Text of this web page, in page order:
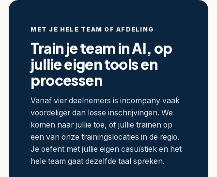
MET JE HELE TEAM OF AFDELING
Train je team in AI, op
jullie eigen tools en
processen
Vanaf vier deelnemers is incompany vaak
voordeliger dan losse inschrijvingen. We
komen naar jullie toe, of jullie trainen op
een van onze trainingslocaties in de regio.
Je oefent met jullie eigen casuïstiek en het
hele team gaat dezelfde taal spreken.